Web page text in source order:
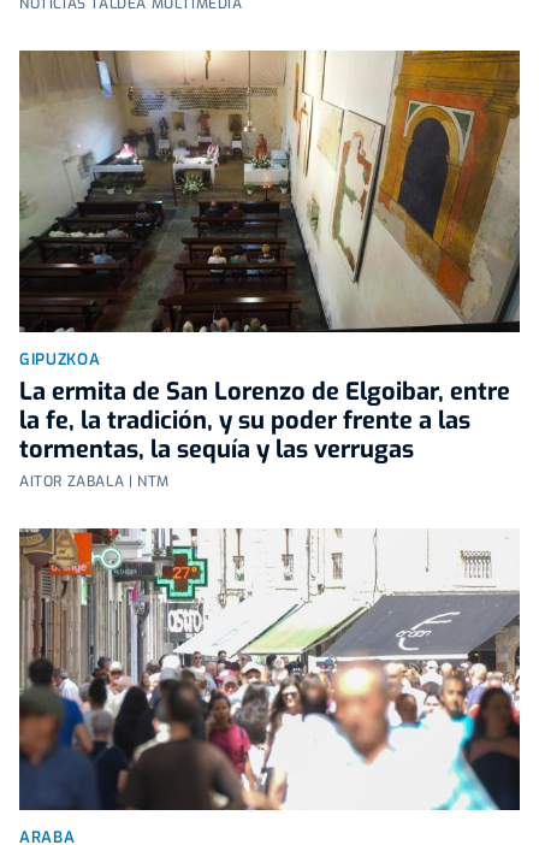
GIPUZKOA
La ermita de San Lorenzo de Elgoibar, entre
la fe, la tradición, y su poder frente a las
tormentas, la sequía y las verrugas
AITOR ZABALA | NTM
ARABA